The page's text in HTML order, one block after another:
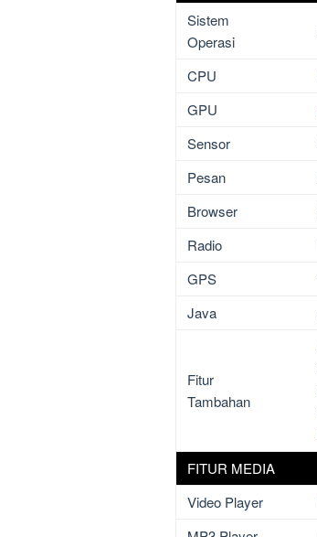
Sistem
Operasi
CPU
GPU
Sensor
Pesan
Browser
Radio
GPS
Java
Fitur
Tambahan
FITUR MEDIA
Video Player